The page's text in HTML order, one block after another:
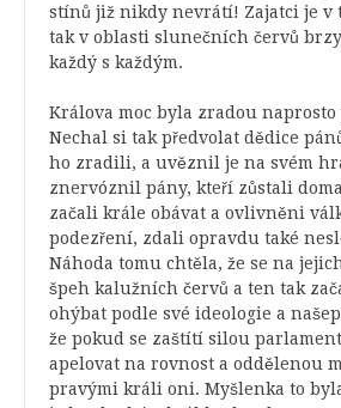
stínů již nikdy nevrátí! Zajatci je v
tak v oblasti slunečních červů
každý s každým.
Králova moc byla zradou naprosto
Nechal si tak předvolat dědice
ho zradili, a uvěznil je na svém
znervóznil pány, kteří zůstali
začali krále obávat a ovlivněni
podezření, zdali opravdu také
Náhoda tomu chtěla, že se na
špeh kalužních červů a ten tak
ohýbat podle své ideologie a
že pokud se zaštítí silou
apelovat na rovnost a oddělenou
pravými králi oni. Myšlenka to